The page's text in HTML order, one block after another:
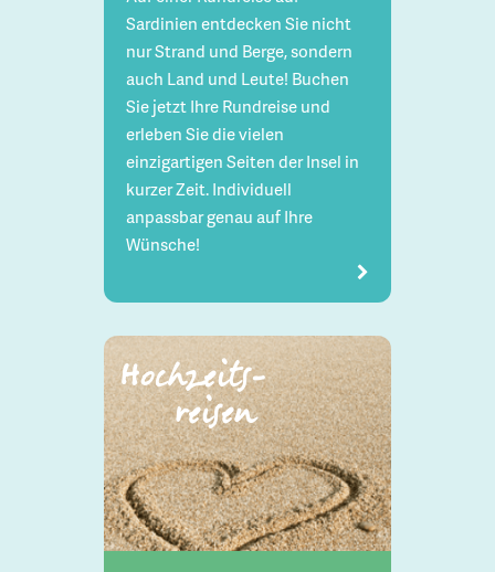
Sardinien entdecken Sie nicht
nur Strand und Berge, sondern
auch Land und Leute! Buchen
Sie jetzt Ihre Rundreise und
erleben Sie die vielen
einzigartigen Seiten der Insel in
kurzer Zeit. Individuell
anpassbar genau auf Ihre
Wünsche!
Hochzeits-
reisen